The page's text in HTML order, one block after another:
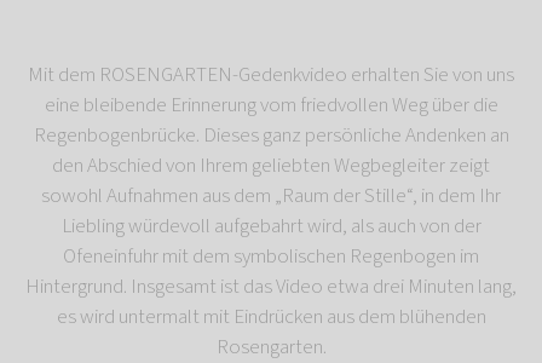
Mit dem ROSENGARTEN-Gedenkvideo erhalten Sie von uns
eine bleibende Erinnerung vom friedvollen Weg über die
Regenbogenbrücke. Dieses ganz persönliche Andenken an
den Abschied von Ihrem geliebten Wegbegleiter zeigt
sowohl Aufnahmen aus dem „Raum der Stille“, in dem Ihr
Liebling würdevoll aufgebahrt wird, als auch von der
Ofeneinfuhr mit dem symbolischen Regenbogen im
Hintergrund. Insgesamt ist das Video etwa drei Minuten lang,
es wird untermalt mit Eindrücken aus dem blühenden
Rosengarten.